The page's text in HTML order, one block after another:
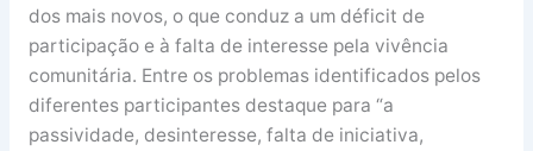
dos mais novos, o que conduz a um déficit de
participação e à falta de interesse pela vivência
comunitária. Entre os problemas identificados pelos
diferentes participantes destaque para “a
passividade, desinteresse, falta de iniciativa,